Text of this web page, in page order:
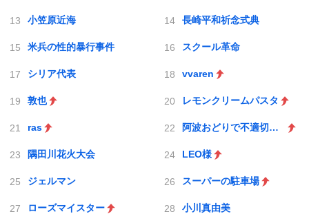
小笠原近海 長崎平和祈念式典
米兵の性的暴行事件 スクール革命
シリア代表 vvaren
敦也 レモンクリームパスタ
ras 阿波おどりで不適切な動画
隅田川花火大会 LEO様
ジェルマン スーパーの駐車場
ローズマイスター 小川真由美